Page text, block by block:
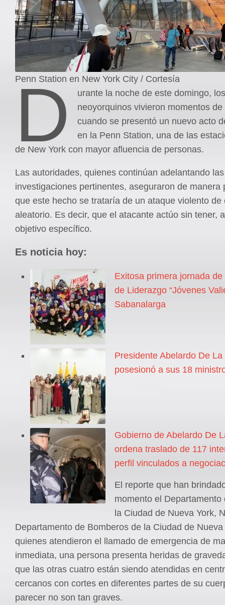
Registro ISSN: 2711-3299
Penn Station en New York City / Cortesía
D
urante la noche de este domingo,
neoyorquinos vivieron momentos de
cuando se presentó un nuevo acto
en la Penn Station, una de las
de New York con mayor afluencia de personas.
Las autoridades, quienes continúan adelantando
investigaciones pertinentes, aseguraron de manera
que este hecho se trataría de un ataque violento de
aleatorio. Es decir, que el atacante actúo sin tener,
objetivo específico.
Es noticia hoy:
Exitosa primera jornada
de Liderazgo “Jóvenes
Sabanalarga
Presidente Abelardo De
posesionó a sus 18
Gobierno de Abelardo De
ordena traslado de 117
perfil vinculados a
El reporte que han
momento el Departamento
la Ciudad de Nueva York,
Departamento de Bomberos de la Ciudad de Nueva
quienes atendieron el llamado de emergencia de
inmediata, una persona presenta heridas de
que las otras cuatro están siendo atendidas en
cercanos con cortes en diferentes partes de su
parecer no son tan graves.